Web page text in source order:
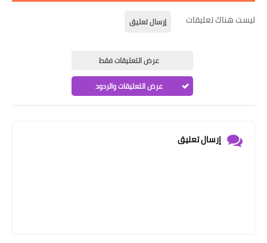
ليست هناك تعليقات إرسال تعليق
عرض التعليقات فقط
عرض التعليقات والردود
إرسال تعليق